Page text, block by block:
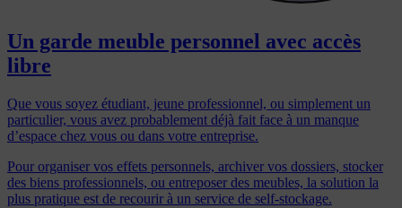
Un garde meuble personnel avec accès
libre
Que vous soyez étudiant, jeune professionnel, ou simplement un
particulier, vous avez probablement déjà fait face à un manque
d’espace chez vous ou dans votre entreprise.
Pour organiser vos effets personnels, archiver vos dossiers, stocker
des biens professionnels, ou entreposer des meubles, la solution la
plus pratique est de recourir à un service de self-stockage.